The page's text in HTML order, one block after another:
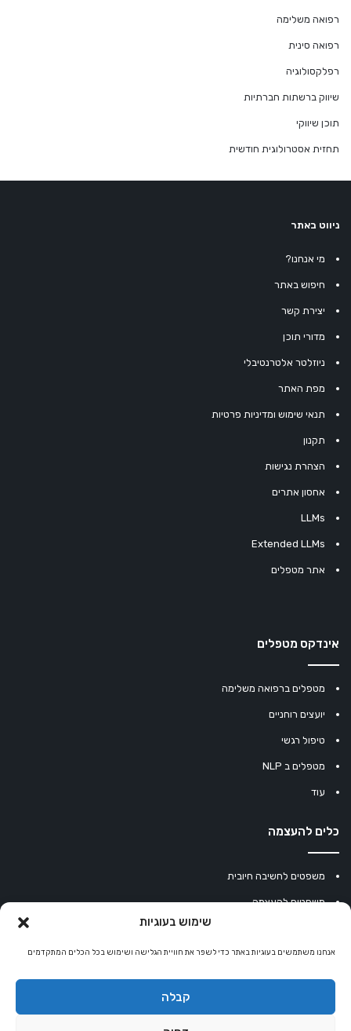
שימוש בעוגיות
אנחנו משתמשים בעוגיות באתר כדי לשפר את חוויית הגלישה ושימוש בכל הכלים המתקדמים
קבלה
רפואה משלימה
רפואה סינית
רפלקסולוגיה
שיווק ברשתות חברתיות
תוכן שיווקי
תחזית אסטרולוגית חודשית
ניווט באתר
מי אנחנו?
חיפוש באתר
יצירת קשר
מדורי תוכן
ניוזלטר אלטרנטיבלי
מפת האתר
תנאי שימוש ומדיניות פרטיות
תקנון
הצהרת נגישות
אחסון אתרים
LLMs
Extended LLMs
אתר מטפלים
אינדקס מטפלים
מטפלים ברפואה משלימה
יועצים רוחניים
טיפול רגשי
מטפלים ב NLP
עוד
כלים להעצמה
משפטים לחשיבה חיובית
משפטים להעצמה
מחשבון נומרולוגיה
קריסטלים למזלות